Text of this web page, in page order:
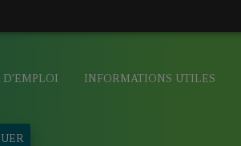
D'EMPLOI INFORMATIONS UTILES